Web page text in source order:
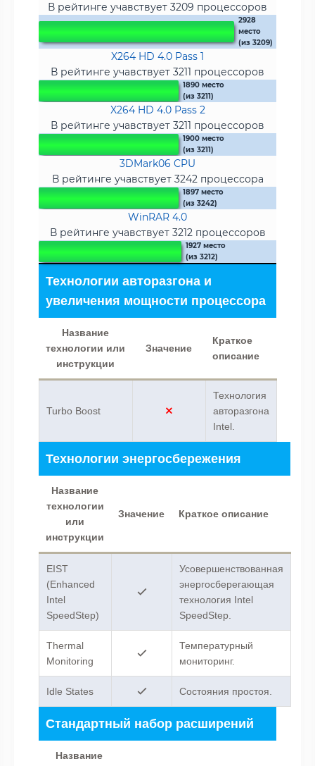
В рейтинге учавствует 3209 процессоров
2928
место
(из 3209)
X264 HD 4.0 Pass 1
В рейтинге учавствует 3211 процессоров
1890 место
(из 3211)
X264 HD 4.0 Pass 2
В рейтинге учавствует 3211 процессоров
1900 место
(из 3211)
3DMark06 CPU
В рейтинге учавствует 3242 процессора
1897 место
(из 3242)
WinRAR 4.0
В рейтинге учавствует 3212 процессоров
1927 место
(из 3212)
Технологии авторазгона и
увеличения мощности процессора
Название
технологии или
инструкции
Значение
Краткое
описание
Turbo Boost
Технология
авторазгона
Intel.
Технологии энергосбережения
Название
технологии
или
инструкции
Значение Краткое описание
EIST
(Enhanced
Intel
SpeedStep)
Усовершенствованная
энергосберегающая
технология Intel
SpeedStep.
Thermal
Monitoring
Температурный
мониторинг.
Idle States Состояния простоя.
Стандартный набор расширений
Название